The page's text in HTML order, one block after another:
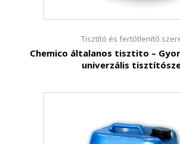
Tisztító és fertőtlenítő
Chemico általanos tisztito –
univerzális